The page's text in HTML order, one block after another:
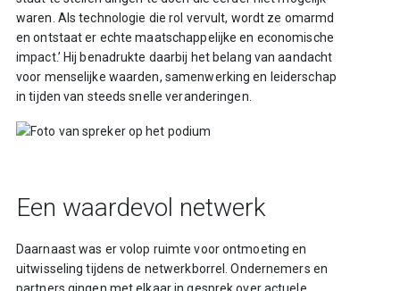
waren. Als technologie die rol vervult, wordt ze omarmd
en ontstaat er echte maatschappelijke en economische
impact.’ Hij benadrukte daarbij het belang van aandacht
voor menselijke waarden, samenwerking en leiderschap
in tijden van steeds snelle veranderingen.
Een waardevol netwerk
Daarnaast was er volop ruimte voor ontmoeting en
uitwisseling tijdens de netwerkborrel. Ondernemers en